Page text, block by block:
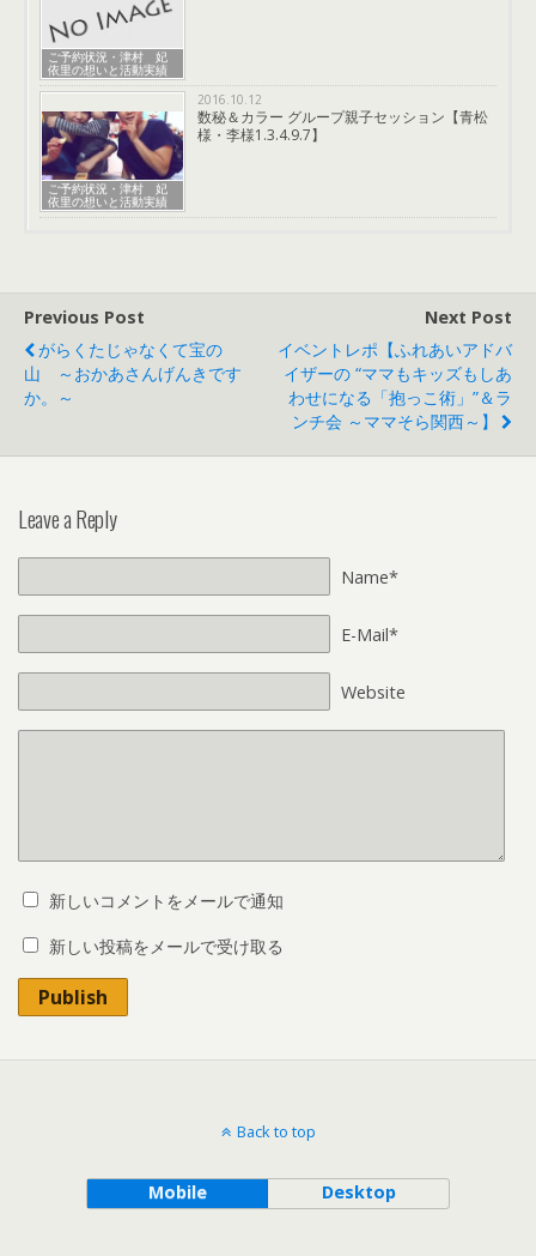
ご予約状況・津村 妃
依里の想いと活動実績
ご予約状況・津村 妃
依里の想いと活動実績
2016.10.12
数秘＆カラー グループ親子セッション【青松
様・李様1.3.4.9.7】
Previous Post
がらくたじゃなくて宝の
山 ～おかあさんげんきです
か。～
Next Post
イベントレポ【ふれあいアドバ
イザーの “ママもキッズもしあ
わせになる「抱っこ術」”＆ラ
ンチ会 ～ママそら関西～】
Leave a Reply
Name*
E-Mail*
Website
新しいコメントをメールで通知
新しい投稿をメールで受け取る
Publish
Back to top
Mobile Desktop